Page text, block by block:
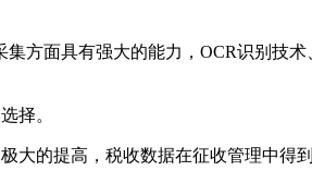
方面具有强大的能力，OCR识别技
择。
大的提高，税收数据在征收管理中